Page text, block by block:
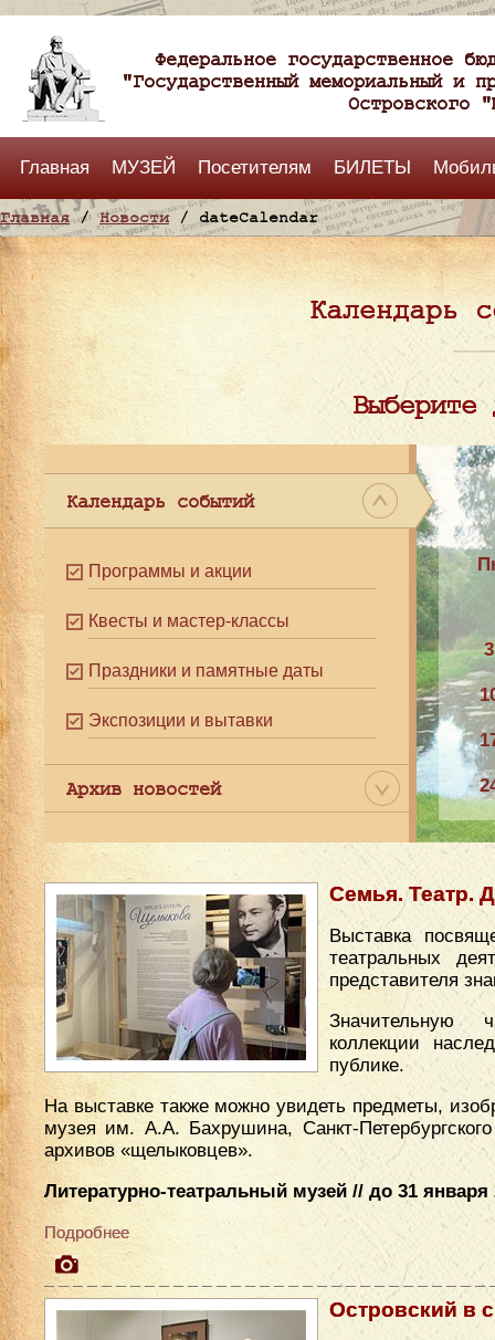
Федеральное государственное
"Государственный мемориальный и
Островского
Главная МУЗЕЙ Посетителям БИЛЕТЫ
Главная/Новости/ dateCalendar
Календарь
Выберите
Календарь событий
Программы и акции
Квесты и мастер-классы
Праздники и памятные даты
Экспозиции и вытавки
Архив новостей
3
Семья. Театр.
Выставка
театральных
представителя
Значительную
коллекции
публике.
На выставке также можно увидеть предметы,
музея им. А.А. Бахрушина, Санкт-Петербургского
архивов «щелыковцев».
Литературно-театральный музей // до 31 января
Подробнее
Островский в